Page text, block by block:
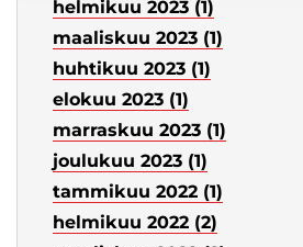
helmikuu 2023 (1)
maaliskuu 2023 (1)
huhtikuu 2023 (1)
elokuu 2023 (1)
marraskuu 2023 (1)
joulukuu 2023 (1)
tammikuu 2022 (1)
helmikuu 2022 (2)